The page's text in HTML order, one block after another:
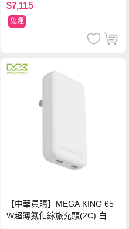
$7,115
免運
【中華員購】MEGA KING 65
W超薄氮化鎵旅充頭(2C) 白